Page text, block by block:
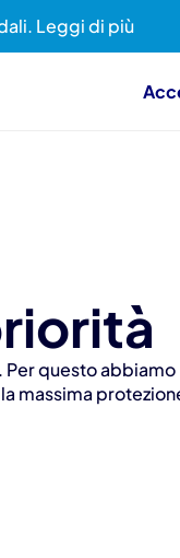
Leggi di più
Per questo abbiamo
massima